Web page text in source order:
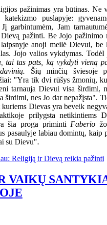
pažinimas yra būtinas. Ne
katekizmo puslapyje:
garbintumėm, Jam
pažinti. Be Jojo pažinimo
laipsnyje anoji meilė Dievui, be
Jojo valios vykdymas. Todėl
tai tas pats, ką vykdyti vieną
Šių minčių šviesoje
"Yra tik dvi rūšys žmonių,
tarnauja Dievui visa širdimi,
širdimi, nes Jo dar nepažįsta".
Dievas yra beveik
prilygsta netikintiems
šia proga priminti Faberio
pasaulyje labiau domintų, kaip
su Dievu".
Religiją ir Dievą reikia pažinti
VAIKŲ